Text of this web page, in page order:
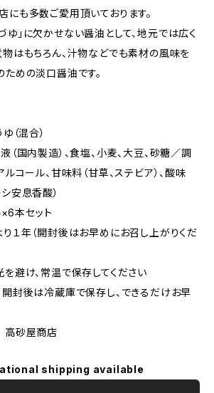
にも多数ご愛用頂いております。
ゆ」に欠かせない醤油として、地元では広く
物はもちろん、汁物などでも素材の風味を
ための淡口醤油です。
（混合）
（国内製造）、食塩、小麦、大豆、砂糖／調
ルコール、甘味料（甘草、ステビア）、酸味
安息香酸）
×6本セット
り１年（開封後はお早めにお召し上がりくだ
を避け、常温で保存してください
開封後は冷蔵庫で保存し、できるだけお早
高砂屋商店
shipping available